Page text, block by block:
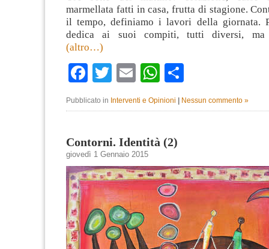
marmellata fatti in casa, frutta di stagione.
il tempo, definiamo i lavori della giornata.
dedica ai suoi compiti, tutti diversi, ma
(altro…)
Facebook
TwitterEmailWhatsApp
Pubblicato in Interventi e Opinioni Nessun commento »
Contorni. Identità (2)
giovedì 1 Gennaio 2015